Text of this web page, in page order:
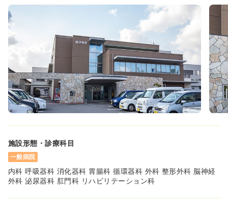
気になる 詳細を見る
内視鏡 正看護師 一般病院
日勤のみ（常勤） 一時募集休止
給与 17.0〜25.0万円/月 賞与2回
※一例
時間 8:30～17:30
日祝休み
月給25万円以上可
気になる
施設形態・診療科目
一般病院
内科 呼吸器科 消化器科 胃腸科 循環器科 外科 整形外科 脳神経
外科 泌尿器科 肛門科 リハビリテーション科